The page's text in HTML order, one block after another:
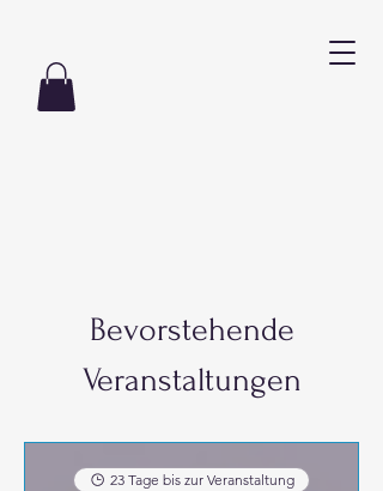
Bevorstehende
Veranstaltungen
23 Tage bis zur Veranstaltung